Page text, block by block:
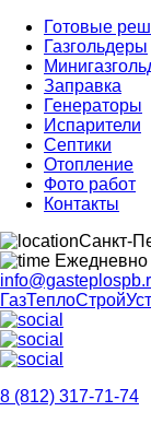
Готовые
Газгольдеры
Заправка
Генераторы
Испарители
Септики
Отопление
Фото работ
Контакты
Санкт-
Ежедневно
ГазТеплоСтрой
8 (812) 317-71-74